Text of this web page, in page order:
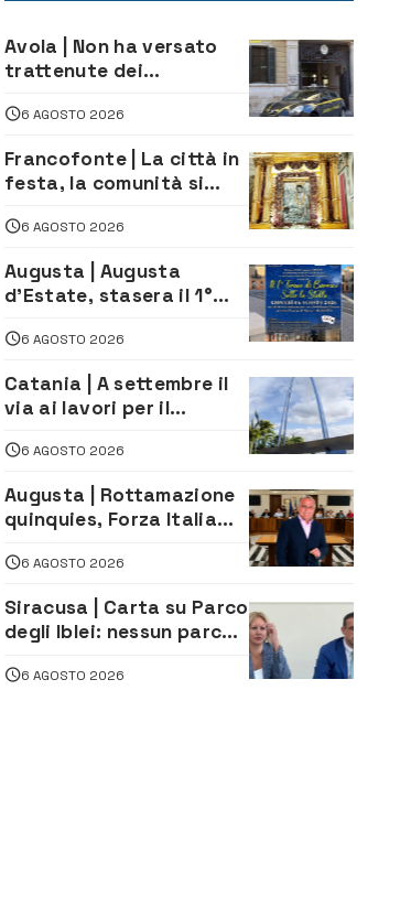
Avola | Non ha versato
trattenute dei
oltre 700 mila euro a
imprenditore della
climatizzazione
6 AGOSTO 2026
Francofonte | La città in
festa, la comunità si
della Neve tra fede e
tradizione
6 AGOSTO 2026
Augusta | Augusta
d’Estate, stasera il 1°
le Stelle: piazza
D’Astorga già sold out
6 AGOSTO 2026
Catania | A settembre il
via ai lavori per il
sud del porto
6 AGOSTO 2026
Augusta | Rottamazione
quinquies, Forza Italia
«La proposta è nostra»
6 AGOSTO 2026
Siracusa | Carta su Parco
degli Iblei: nessun parco
comunità e il territorio
6 AGOSTO 2026